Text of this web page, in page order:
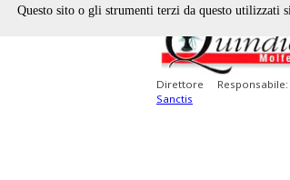
Direttore
Sanctis
Questo sito o gli strumenti terzi da questo utilizzati